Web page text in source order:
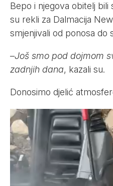
Bepo i njegova obitelj bili
su rekli za Dalmacija
smjenjivali od ponosa do
–Još smo pod dojmom
zadnjih dana, kazali su.
Donosimo djelić